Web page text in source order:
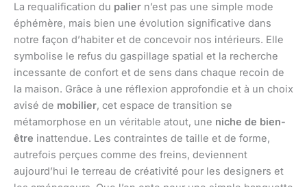
La requalification du palier n’est pas une simple mode
éphémère, mais bien une évolution significative dans
notre façon d’habiter et de concevoir nos intérieurs. Elle
symbolise le refus du gaspillage spatial et la recherche
incessante de confort et de sens dans chaque recoin de
la maison. Grâce à une réflexion approfondie et à un choix
avisé de mobilier, cet espace de transition se
métamorphose en un véritable atout, une niche de bien-
être inattendue. Les contraintes de taille et de forme,
autrefois perçues comme des freins, deviennent
aujourd’hui le terreau de créativité pour les designers et